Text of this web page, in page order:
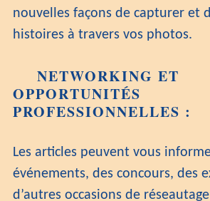
nouvelles façons de capturer et
histoires à travers vos photos.
NETWORKING ET
OPPORTUNITÉS
PROFESSIONNELLES :
Les articles peuvent vous
événements, des concours, des
d’autres occasions de